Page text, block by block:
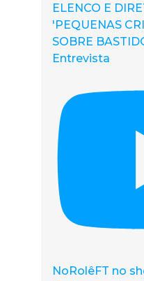
ELENCO E
'PEQUENAS
SOBRE
Entrevista
NoRolêFT no